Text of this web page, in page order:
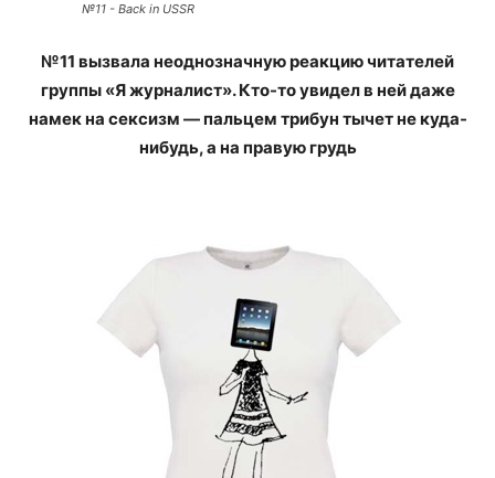
№11 - Back in USSR
№11 вызвала неоднозначную реакцию читателей
группы «Я журналист». Кто-то увидел в ней даже
намек на сексизм — пальцем трибун тычет не куда-
нибудь, а на правую грудь